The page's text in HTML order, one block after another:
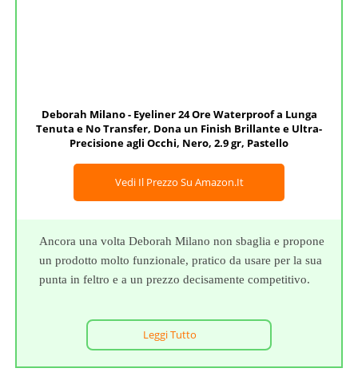
Deborah Milano - Eyeliner 24 Ore Waterproof a Lunga
Tenuta e No Transfer, Dona un Finish Brillante e Ultra-
Precisione agli Occhi, Nero, 2.9 gr, Pastello
Vedi Il Prezzo Su Amazon.it
Ancora una volta Deborah Milano non sbaglia e propone
un prodotto molto funzionale, pratico da usare per la sua
punta in feltro e a un prezzo decisamente competitivo.
Leggi Tutto